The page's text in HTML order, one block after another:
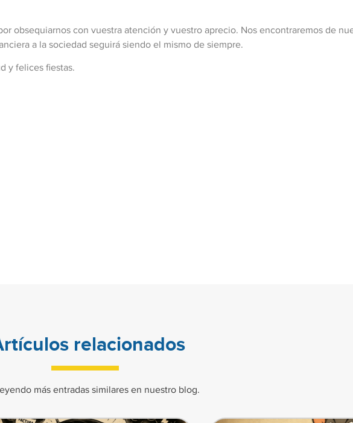
obsequiarnos con vuestra atención y vuestro aprecio. Nos encontraremos de
a la sociedad seguirá siendo el mismo de siempre.
y felices fiestas.
relacionados
más entradas similares en nuestro blog.